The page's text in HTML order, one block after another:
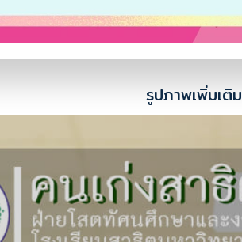
รูปภาพเพิ่มเติม